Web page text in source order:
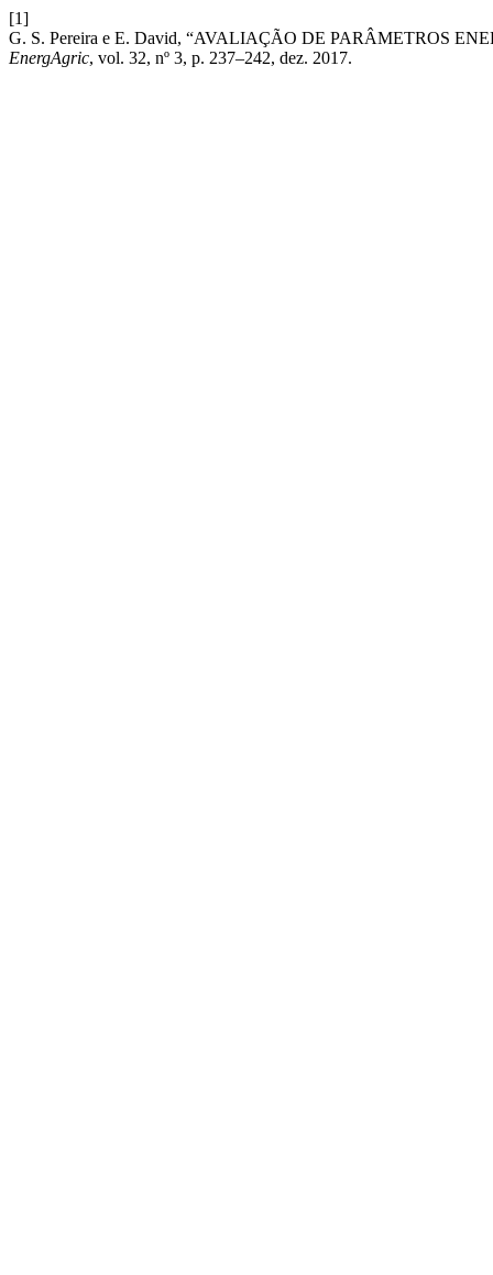
[1]
G. S. Pereira e E. David, “AVALIAÇÃO DE PARÂMETROS
EnergAgric, vol. 32, nº 3, p. 237–242, dez. 2017.